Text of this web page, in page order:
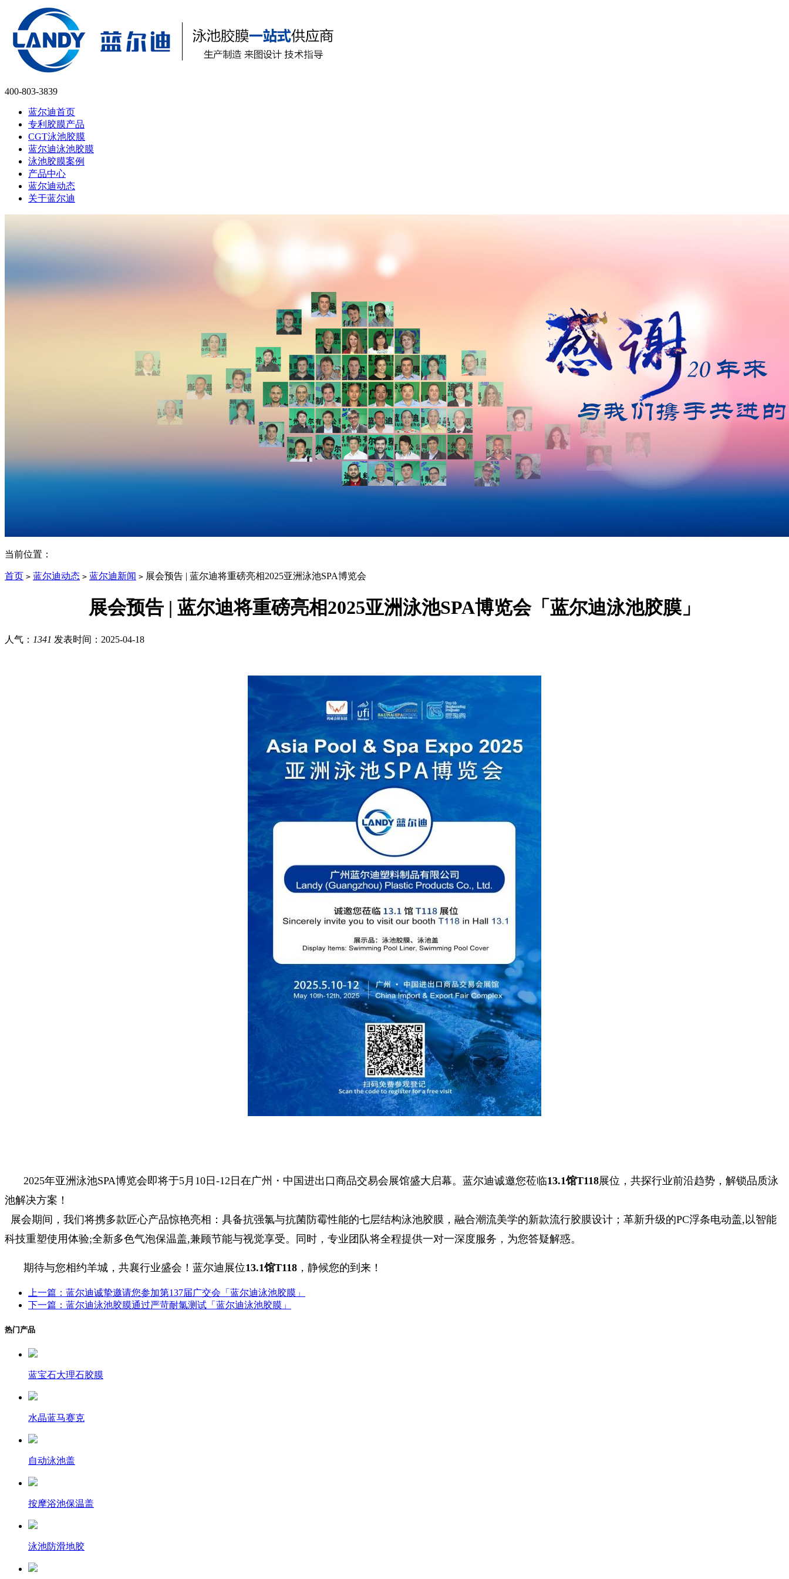
400-803-3839
蓝尔迪首页
专利胶膜产品
CGT泳池胶膜
蓝尔迪泳池胶膜
泳池胶膜案例
产品中心
蓝尔迪动态
关于蓝尔迪
当前位置：
首页 > 蓝尔迪动态 > 蓝尔迪新闻 > 展会预告 | 蓝尔迪将重磅亮相2025亚洲泳池SPA博览会
展会预告 | 蓝尔迪将重磅亮相2025亚洲泳池SPA博览会「蓝尔迪泳池胶膜」
人气： 1341 发表时间： 2025-04-18
2025年亚洲泳池SPA博览会即将于5月10日-12日在广州・中国进出口商品交易会展馆盛大启幕。蓝尔迪诚邀您莅临13.1馆T118展位，共探行业前沿趋势，解锁品质泳
池解决方案！
展会期间，我们将携多款匠心产品惊艳亮相：具备抗强氯与抗菌防霉性能的七层结构泳池胶膜 ，融合潮流美学的新款流行胶膜设计；革新升级的PC浮条电动盖,以智能
科技重塑使用体验;全新多色气泡保温盖,兼顾节能与视觉享受。同时，专业团队将全程提供一对一深度服务，为您答疑解惑。
期待与您相约羊城，共襄行业盛会！蓝尔迪展位13.1馆T118 ，静候您的到来！
上一篇：蓝尔迪诚挚邀请您参加第137届广交会「蓝尔迪泳池胶膜」
下一篇：蓝尔迪泳池胶膜通过严苛耐氯测试「蓝尔迪泳池胶膜」
热门产品
蓝宝石大理石胶膜
水晶蓝马赛克
自动泳池盖
按摩浴池保温盖
泳池防滑地胶